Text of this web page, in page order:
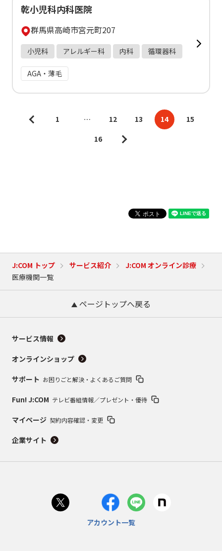
乾小児科内科医院
群馬県高崎市宮元町207
小児科 アレルギー科 内科 循環器科
AGA・薄毛
1 … 12 13 14
15
16
J:COM トップ サービス紹介
J:COM オンライン診療
医療機関一覧
ページトップへ戻る
サービス情報
オンラインショップ
サポート お困りごと解決・よくあるご質問
Fun! J:COM テレビ番組情報／プレゼント・優待
マイページ 契約内容確認・変更
企業サイト
アカウント一覧